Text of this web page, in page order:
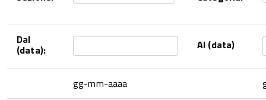
Dal
(data): Al (data)
gg-mm-aaaa